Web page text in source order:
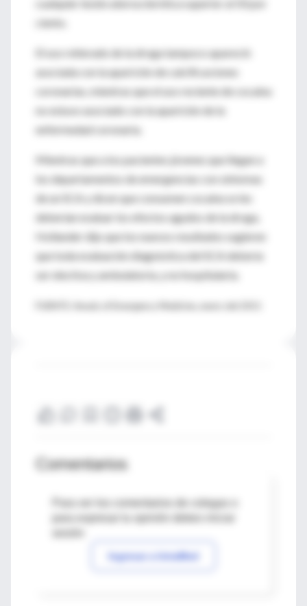
cualquier lesión aterosclerótica superior al 50 por
ciento.
El uso reiterado de la droga tampoco apareció
asociada con la aparición de calcificaciones
coronarias, mientras que el uso reciente de cocaína
no estuvo asociado con la aparición de la
enfermedad coronaria.
Mientras que a los pacientes jóvenes que llegan a
los departamentos de emergencias con síntomas
de un SCA y dicen que consumen cocaína se les
deberían evaluar los efectos agudos de la droga,
Hollander dijo que los nuevos resultados sugieren
que toda evaluación diagnóstica del SCA debería
ser electiva y ambulatoria, y no hospitalaria.
Comentarios
Para ver los comentarios de colegas o
Ingresar a IntraMed